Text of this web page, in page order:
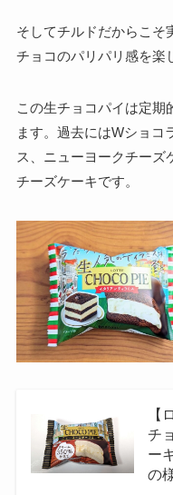
そしてチルドだからこそ
チョコのパリパリ感を楽
この生チョコパイは定期
ます。過去にはWショコ
ス、ニューヨークチーズ
チーズケーキです。
【
チ
ー
の